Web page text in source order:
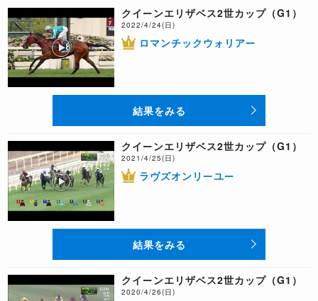
クイーンエリザベス2世カップ（G1）
2022/4/24(日)
ロマンチックウォリアー
結果をみる
クイーンエリザベス2世カップ（G1）
2021/4/25(日)
ラヴズオンリーユー
結果をみる
クイーンエリザベス2世カップ（G1）
2020/4/26(日)